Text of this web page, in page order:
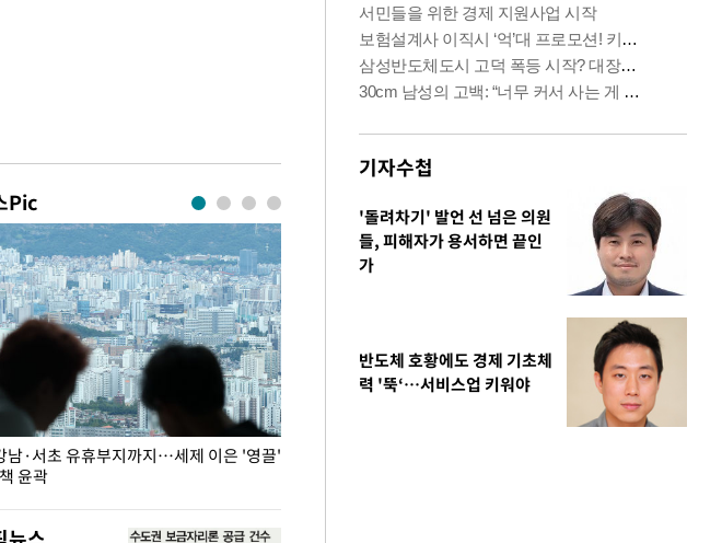
Pic
남·서초 유휴부지까지…세제 이은 '영끌'
윤곽
기자수첩
'돌려차기' 발언 선 넘은 의원
들, 피해자가 용서하면 끝인
가
반도체 호황에도 경제 기초체
력 '뚝‘…서비스업 키워야